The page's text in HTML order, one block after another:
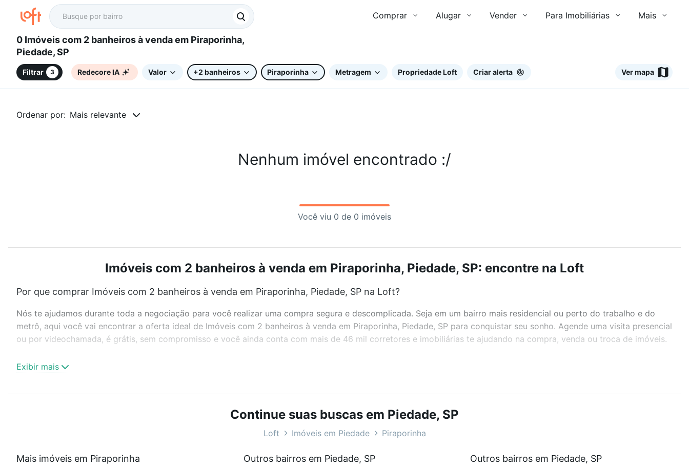
Comprar Alugar Vender Para Imobiliárias Mais
0 Imóveis com 2 banheiros à venda em Piraporinha,
Piedade, SP
Filtrar 3 Redecore IA Valor +2 banheiros Piraporinha Metragem Propriedade Loft Criar alerta Ver mapa
Ordenar por: Mais relevante
Nenhum imóvel encontrado :/
Você viu 0 de 0 imóveis
Imóveis com 2 banheiros à venda em Piraporinha, Piedade, SP: encontre na Loft
Por que comprar Imóveis com 2 banheiros à venda em Piraporinha, Piedade, SP na Loft?
Nós te ajudamos durante toda a negociação para você realizar uma compra segura e descomplicada. Seja em um bairro mais residencial ou perto do trabalho e do
metrô, aqui você vai encontrar a oferta ideal de Imóveis com 2 banheiros à venda em Piraporinha, Piedade, SP para conquistar seu sonho. Agende uma visita presencial
ou por videochamada, é grátis, sem compromisso e você ainda conta com mais de 46 mil corretores e imobiliárias te ajudando na compra, venda ou troca de imóveis.
ou sem vaga de garagem para combinar perfeitamente com o preço, metragem e comodidades, como piscina, academia, salão de festas ou área verde e encontrar
Imóveis com 2 banheiros à venda em Piraporinha, Piedade, SP ideal para você na Loft.
Qual o preço de Imóveis com 2 banheiros à venda em Piraporinha, Piedade, SP?
Aqui na Loft temos a oferta ideal para você, com Imóveis com 2 banheiros à venda em Piraporinha, Piedade, SP que custam a partir de R$ 0 e com nossas opções de
financiamento imobiliário as parcelas podem se adequar ao seu orçamento. Se ainda tem alguma dúvida dos custos envolvidos no processo de compra, veja em nosso
Exibir mais
Continue suas buscas em Piedade, SP
Loft Imóveis em Piedade Piraporinha
Mais imóveis em Piraporinha Outros bairros em Piedade, SP Outros bairros em Piedade, SP